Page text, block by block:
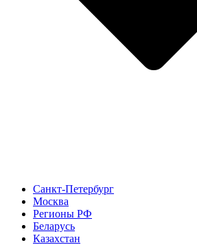
Санкт-Петербург
Москва
Регионы РФ
Беларусь
Казахстан